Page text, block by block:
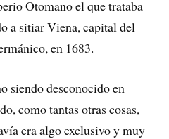
Otomano el que trataba
a sitiar Viena, capital del
en 1683.
siendo desconocido en
como tantas otras cosas,
era algo exclusivo y muy